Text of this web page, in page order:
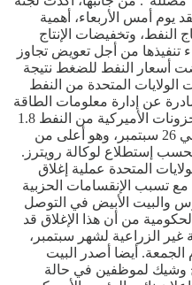
يوم أمس الأربعاء، أهمية
النفط، وتخفيضات الإنتاج
تنفيذها من أجل تعويض تجاوز
أسعار النفط للضغط نتيجة
الولايات المتحدة من النفط
عن إدارة معلومات الطاقة
في الولايات المتحدة، عن زيادة المخزونات الأميركية من النفط 1.8
مليون برميل في الأسبوع المنتهي في 26 سبتمبر، وهو أعلى من
بحسب إستطلاع لوكالة رويترز.
المتحدة عملية إغلاق
مع تسبب الإنقسامات الحزبية
والبيت الأبيض في التوصل
من أن هذا الإغلاق قد
غير الزراعية لشهر سبتمبر،
أيضا أصدر البيت
وشيك لموظفين في حالة